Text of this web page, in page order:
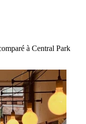
à Central Park